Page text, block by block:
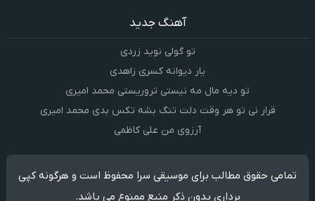
آهنگ جدید
تو گولی نوید زردی
یار دیوانه کسری زاهدی
تو دیه مال مه نیستی تروریستی محمد امیری
قرار نی تو هر وقت دلت تنگ بشه تکس بدی محمد امیری
آرزوی من علی کاظمی
تمامی حقوق مطالب برای موسیقی سرا محفوظ است و هرگونه کپی
برداری بدون ذکر منبع ممنوع می باشد.